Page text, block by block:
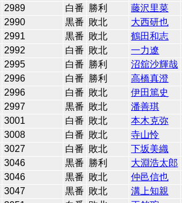
2989 白番 勝利 藤沢里菜
2990 黒番 敗北 大西研也
2991 黒番 敗北 鶴田和志
2992 白番 敗北 一力遼
2995 白番 勝利 沼舘沙輝哉
2996 白番 勝利 高橋真澄
2996 白番 敗北 伊田篤史
2997 黒番 敗北 潘善琪
3001 白番 敗北 本木克弥
3008 白番 敗北 寺山怜
3027 白番 敗北 下坂美織
3046 黒番 勝利 大淵浩太郎
3046 黒番 敗北 仲邑信也
3047 黒番 敗北 溝上知親